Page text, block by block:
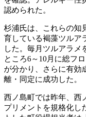
認められた。
杉浦氏は、これらの知
育している褐藻ツルア
した。毎月ツルアラメ
ところ6～10月に総フ
が分かり、さらに有効
離・同定に成功した。
西ノ島町では昨年、西
プリメントを規格化し